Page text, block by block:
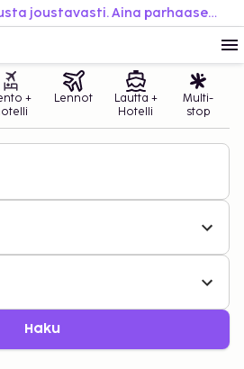
Varaa helposti. Matkusta joustavasti. Aina parhaaseen hintaan.
+
Lennot
Lautta +
Hotelli
Multi-
stop
Haku